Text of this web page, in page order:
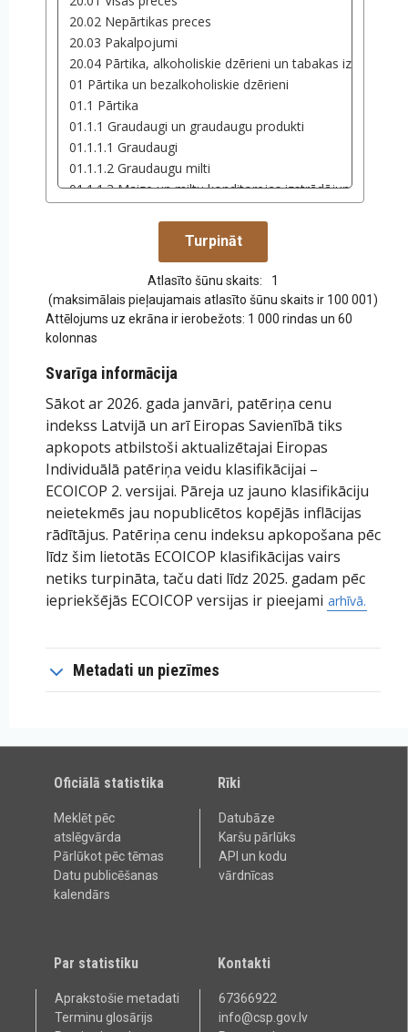
Atlasīto šūnu skaits:
1
(maksimālais pieļaujamais atlasīto šūnu skaits ir 100 001)
Attēlojums uz ekrāna ir ierobežots: 1 000 rindas un 60
kolonnas
Svarīga informācija
Sākot ar 2026. gada janvāri, patēriņa cenu
indekss Latvijā un arī Eiropas Savienībā tiks
apkopots atbilstoši aktualizētajai Eiropas
Individuālā patēriņa veidu klasifikācijai –
ECOICOP 2. versijai. Pāreja uz jauno klasifikāciju
neietekmēs jau nopublicētos kopējās inflācijas
rādītājus. Patēriņa cenu indeksu apkopošana pēc
līdz šim lietotās ECOICOP klasifikācijas vairs
netiks turpināta, taču dati līdz 2025. gadam pēc
iepriekšējās ECOICOP versijas ir pieejami arhīvā.
Metadati un piezīmes
Oficiālā statistika
Meklēt pēc
atslēgvārda
Pārlūkot pēc tēmas
Datu publicēšanas
kalendārs
Rīki
Datubāze
Karšu pārlūks
API un kodu
vārdnīcas
Par statistiku
Aprakstošie metadati
Terminu glosārijs
Kontakti
67366922
info@csp.gov.lv